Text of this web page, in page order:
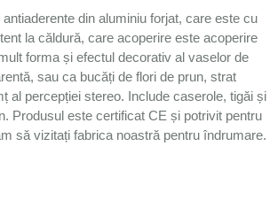
din aluminiu forjat, care este cu
la căldură, care acoperire este acoperire
forma și efectul decorativ al vaselor de
sau ca bucăți de flori de prun, strat
al percepției stereo. Include caserole, tigăi și
Produsul este certificat CE și potrivit pentru
să vizitați fabrica noastră pentru îndrumare.